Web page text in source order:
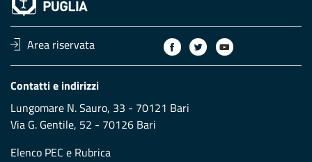
Area riservata
Contatti e indirizzi
Lungomare N. Sauro, 33 - 70121 Bari
Via G. Gentile, 52 - 70126 Bari
Elenco PEC e Rubrica